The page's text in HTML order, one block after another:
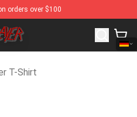
orders over $100
Merchandise Shop
T-Shirt